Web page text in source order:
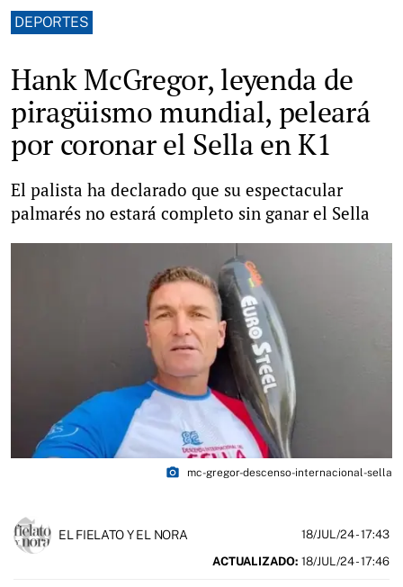
DEPORTES
Hank McGregor, leyenda de
piragüismo mundial, peleará
por coronar el Sella en K1
El palista ha declarado que su espectacular
palmarés no estará completo sin ganar el Sella
photo_camera mc-gregor-descenso-internacional-sella
EL FIELATO Y EL NORA 18/JUL/24- 17:43
ACTUALIZADO: 18/JUL/24 - 17:46